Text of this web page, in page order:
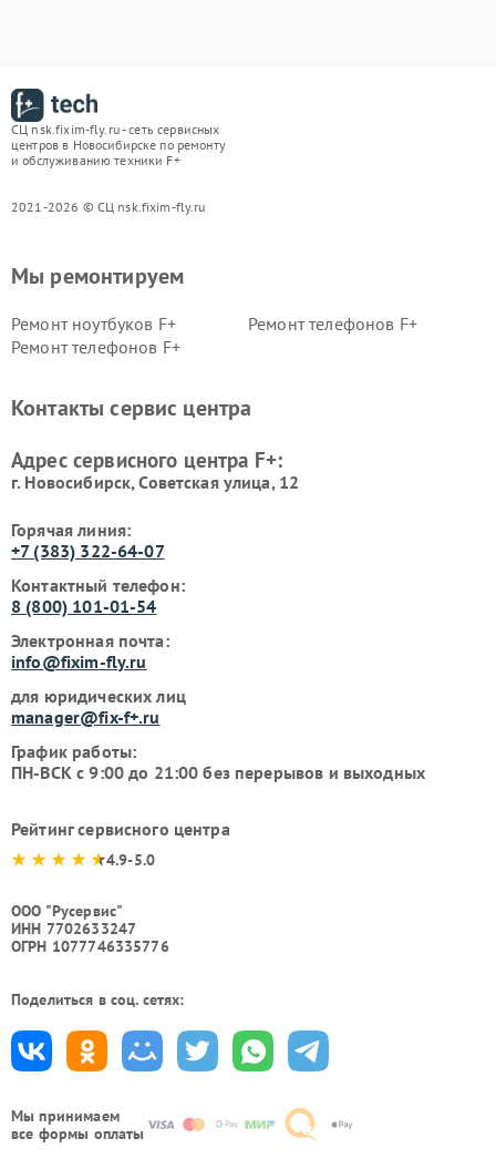
СЦ nsk.fixim-fly.ru - сеть сервисных
центров в Новосибирске по ремонту
и обслуживанию техники F+
2021-2026 © СЦ nsk.fixim-fly.ru
Мы принимаем
все формы оплаты
Мы ремонтируем
Ремонт ноутбуков F+
Ремонт телефонов F+
Ремонт телефонов F+
Контакты сервис центра
Адрес сервисного центра F+:
г. Новосибирск, Советская улица, 12
Горячая линия:
+7 (383) 322-64-07
Контактный телефон:
8 (800) 101-01-54
Электронная почта:
info@fixim-fly.ru
для юридических лиц
manager@fix-f+.ru
График работы:
ПН-ВСК с 9:00 до 21:00 без перерывов и выходных
Рейтинг сервисного центра
4.9-5.0
ООО "Русервис"
ИНН 7702633247
ОГРН 1077746335776
Поделиться в соц. сетях: